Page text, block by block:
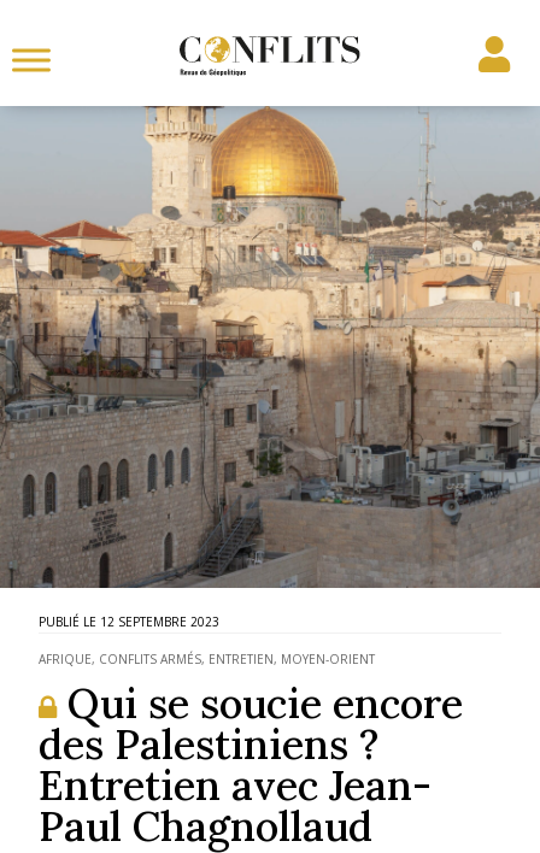
12 SEPTEMBRE 2023
AFRIQUE, CONFLITS ARMÉS, ENTRETIEN, MOYEN-ORIENT
Qui se soucie encore
des Palestiniens ?
Entretien avec Jean-
Paul Chagnollaud